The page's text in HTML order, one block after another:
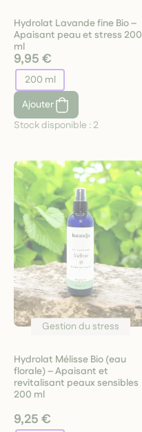
Hydrolat Lavande fine Bio –
Apaisant peau et stress 200
ml
9,95 €
200 ml
Ajouter
Stock disponible : 2
Gestion du stress
Hydrolat Mélisse Bio (eau
florale) – Apaisant et
revitalisant peaux sensibles
200 ml
9,25 €